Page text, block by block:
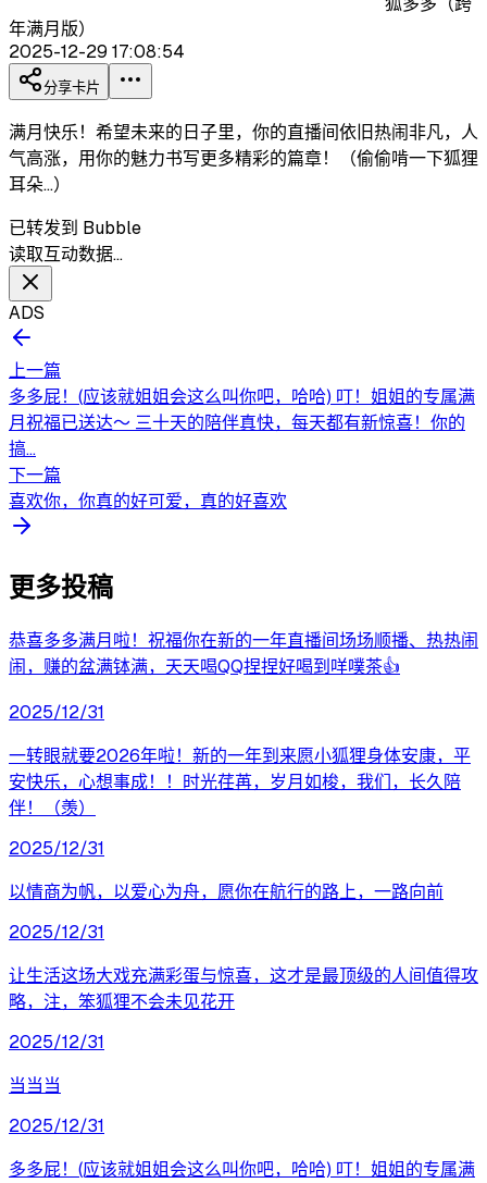
年满月版）
2025-12-29 17:08:54
分享卡片
满月快乐！希望未来的日子里，你的直播间依旧热闹非凡，人
气高涨，用你的魅力书写更多精彩的篇章！（偷偷啃一下狐狸
耳朵…）
已转发到 Bubble
读取互动数据…
ADS
上一篇
多多屁！(应该就姐姐会这么叫你吧，哈哈) 叮！姐姐的专属满
月祝福已送达～ 三十天的陪伴真快，每天都有新惊喜！你的
搞...
下一篇
喜欢你，你真的好可爱，真的好喜欢
更多投稿
恭喜多多满月啦！祝福你在新的一年直播间场场顺播、热热闹
闹，赚的盆满钵满，天天喝QQ捏捏好喝到咩噗茶👍
2025/12/31
一转眼就要2026年啦！新的一年到来愿小狐狸身体安康，平
安快乐，心想事成！！时光荏苒，岁月如梭，我们，长久陪
伴！（羡）
2025/12/31
以情商为帆，以爱心为舟，愿你在航行的路上，一路向前
2025/12/31
让生活这场大戏充满彩蛋与惊喜，这才是最顶级的人间值得攻
略，注，笨狐狸不会未见花开
2025/12/31
当当当
2025/12/31
多多屁！(应该就姐姐会这么叫你吧，哈哈) 叮！姐姐的专属满